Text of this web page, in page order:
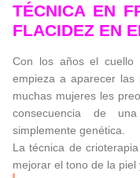
TÉCNICA EN
FLACIDEZ EN
Con los años el cuello
empieza a aparecer las
muchas mujeres les
consecuencia de
simplemente genética.
La técnica de
mejorar el tono de la piel